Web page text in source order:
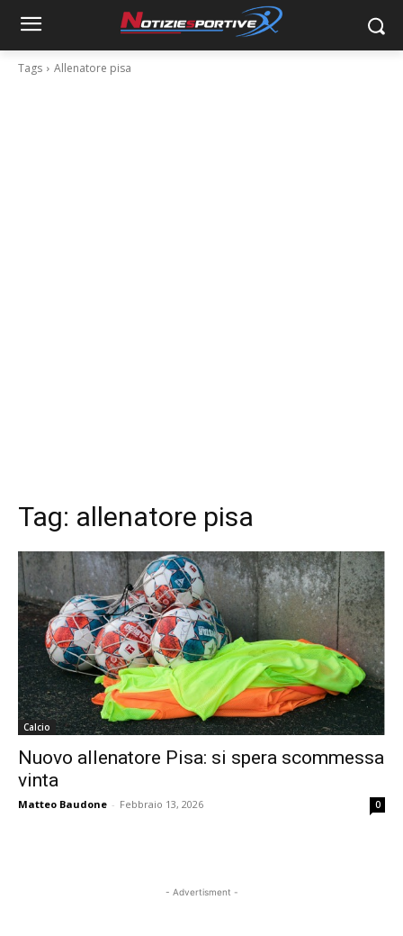
Tags Allenatore pisa
Tag: allenatore pisa
Calcio
Nuovo allenatore Pisa: si spera scommessa
vinta
Matteo Baudone - Febbraio 13, 2026 0
- Advertisment -